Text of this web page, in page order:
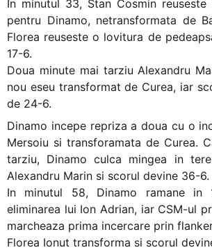
In minutul 33, Stan Cosmin
pentru Dinamo, netransformata de
Florea reuseste o lovitura de
17-6.
Doua minute mai tarziu Alexandru
nou eseu transformat de Curea, iar
de 24-6.
Dinamo incepe repriza a doua cu o
Mersoiu si transforamata de Curea.
tarziu, Dinamo culca mingea in
Alexandru Marin si scorul devine 36-6.
In minutul 58, Dinamo ramane in
eliminarea lui Ion Adrian, iar CSM-ul
marcheaza prima incercare prin
Florea Ionut transforma si scorul